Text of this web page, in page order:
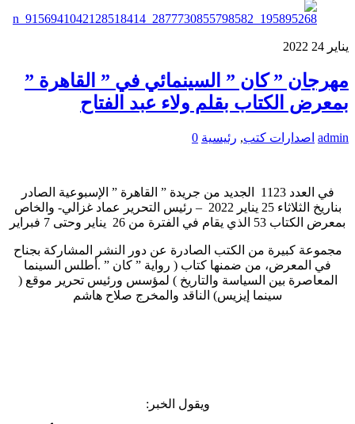
يناير 24
2022
مهرجان ” كان ” السينمائي في ” القاهرة ”
بمعرض الكتاب بقلم ولاء عبد الفتاح
admin اصدارات كتب, رئيسية 0
في العدد 1123 الجديد من جريدة ” القاهرة ” الإسبوعية الصادر
بناريخ الثلاثاء 25 يناير 2022 – رئيس التحرير عماد غزالي- والخاص
بمعرض الكتاب 53 الذي يقام في الفترة من 26 يناير وحتى 7 فبراير
مجموعة كبيرة من الكتب الصادرة عن دور النشر المشاركة بجناح
في المعرض، من ضمنها كتاب ( رواية ” كان ” .أطلس السينما
المعاصرة بين السياسة والتاريخ ) لمؤسس ورئيس تحرير موقع (
سينما إيزيس) الناقد والمخرج صلاح هاشم
ويقول الخبر: